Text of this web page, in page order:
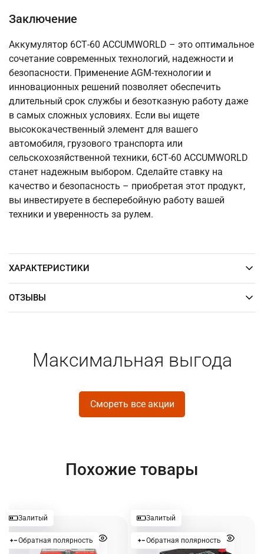
Заключение
Аккумулятор 6СТ-60 ACCUMWORLD – это оптимальное
сочетание современных технологий, надежности и
безопасности. Применение AGM-технологии и
инновационных решений позволяет обеспечить
длительный срок службы и безотказную работу даже
в самых сложных условиях. Если вы ищете
высококачественный элемент для вашего
автомобиля, грузового транспорта или
сельскохозяйственной техники, 6СТ-60 ACCUMWORLD
станет надежным выбором. Сделайте ставку на
качество и безопасность – приобретая этот продукт,
вы инвестируете в бесперебойную работу вашей
техники и уверенность за рулем.
ХАРАКТЕРИСТИКИ
ОТЗЫВЫ
Максимальная выгода
Смореть все акции
Похожие товары
Залитый
Обратная полярность
Залитый
Обратная полярность